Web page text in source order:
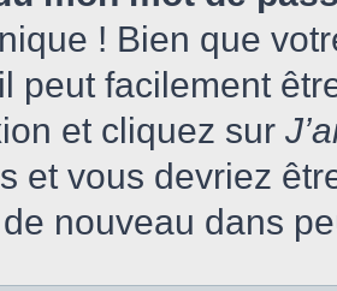
! Bien que
peut facilement
et cliquez sur
et vous devriez
nouveau dans